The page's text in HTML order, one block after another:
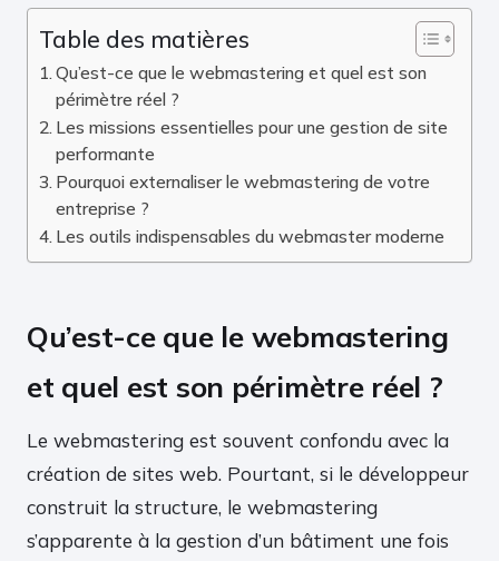
Table des matières
Qu’est-ce que le webmastering et quel est son
périmètre réel ?
Les missions essentielles pour une gestion de site
performante
Pourquoi externaliser le webmastering de votre
entreprise ?
Les outils indispensables du webmaster moderne
Qu’est-ce que le webmastering
et quel est son périmètre réel ?
Le webmastering est souvent confondu avec la
création de sites web. Pourtant, si le développeur
construit la structure, le webmastering
s’apparente à la gestion d’un bâtiment une fois